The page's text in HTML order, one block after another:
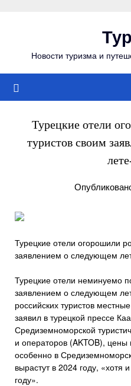
Новости туризма и
Турецкие отели
туристов своим
Турецкие отели огорошили
заявлением о следующем
Турецкие отели неминуемо
заявлением о следующем
российских туристов
заявил в турецкой прессе
Средиземноморской
и операторов (AKTOB),
особенно в
вырастут в 2024 году, «хотя
году».